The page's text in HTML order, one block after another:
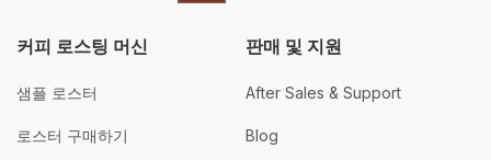
커피 로스팅 머신
샘플 로스터
로스터 구매하기
판매 및 지원
After Sales & Support
Blog